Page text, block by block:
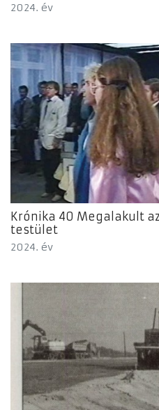
2024. év
Krónika 40 Megalakult
testület
2024. év